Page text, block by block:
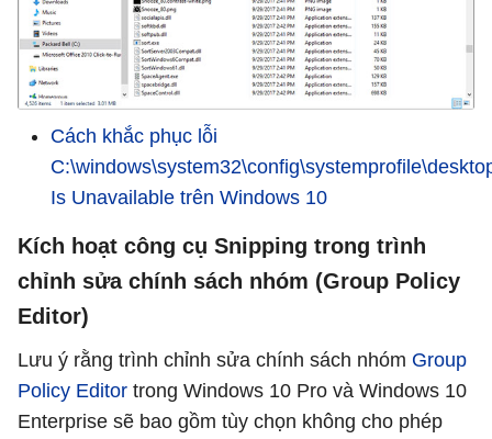
Cách khắc phục lỗi
Is Unavailable trên Windows 10
Kích hoạt công cụ Snipping trong trình
chỉnh sửa chính sách nhóm (Group Policy
Editor)
Lưu ý rằng trình chỉnh sửa chính sách nhóm Group
Policy Editor trong Windows 10 Pro và Windows 10
Enterprise sẽ bao gồm tùy chọn không cho phép